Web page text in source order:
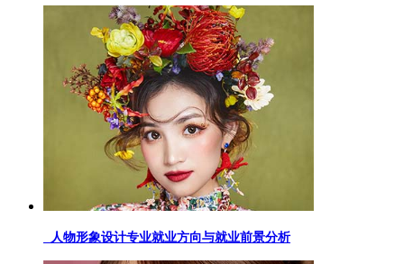
人物形象设计专业就业方向与就业前景分析